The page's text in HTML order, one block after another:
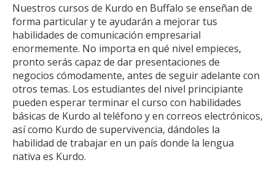
Nuestros cursos de Kurdo en Buffalo se enseñan de
forma particular y te ayudarán a mejorar tus
habilidades de comunicación empresarial
enormemente. No importa en qué nivel empieces,
pronto serás capaz de dar presentaciones de
negocios cómodamente, antes de seguir adelante con
otros temas. Los estudiantes del nivel principiante
pueden esperar terminar el curso con habilidades
básicas de Kurdo al teléfono y en correos electrónicos,
así como Kurdo de supervivencia, dándoles la
habilidad de trabajar en un país donde la lengua
nativa es Kurdo.